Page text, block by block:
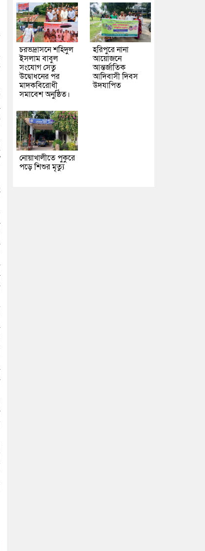
চরভদ্রাসনে শহিদুল
ইসলাম বাবুল
সংযোগ সেতু
উদ্বোধনের পর
মাদকবিরোধী
সমাবেশ অনুষ্ঠিত।
হরিপুরে নানা
আয়োজনে
আন্তর্জাতিক
আদিবাসী দিবস
উদযাপিত
নোয়াখালীতে পুকুরে
পড়ে শিশুর মৃত্যু